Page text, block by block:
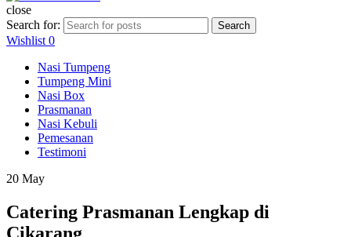
close
Search for:
Search
Wishlist 0
Nasi Tumpeng
Tumpeng Mini
Nasi Box
Prasmanan
Nasi Kebuli
Pemesanan
Testimoni
20 May
Catering Prasmanan Lengkap di